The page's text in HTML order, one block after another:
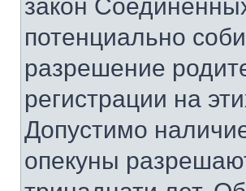
закон
потенциально
разрешение
регистрации на
Допустимо
опекуны